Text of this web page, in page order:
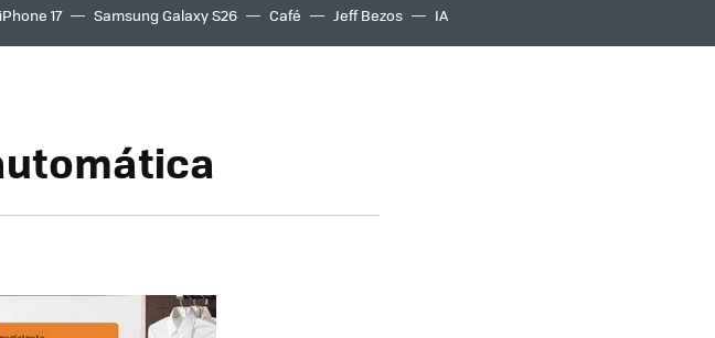
iPhone 17 Samsung Galaxy S26 Café Jeff Bezos IA